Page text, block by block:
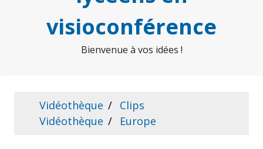
visioconférence
Bienvenue à vos idées !
Vidéothèque
Clips
Vidéothèque
Europe